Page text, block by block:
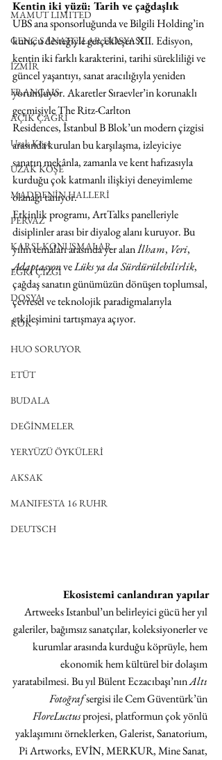
MAMUT LIMITED
GENÇ SANATÇILAR DOSYASI
İZMİR
FRANÇAIS
AÇIK ÇAĞRI
Uzak Köşe
UZAK KÖŞE
MADDENİN HALLERİ
PERVAZ
KARŞI-KONUŞMALAR
EĞRİ ÇİZGİ
DOSYA
KÖK
HUO SORUYOR
ETÜT
BUDALA
DEĞİNMELER
YERYÜZÜ ÖYKÜLERİ
AKSAK
MANIFESTA 16 RUHR
DEUTSCH
Kentin iki yüzü: Tarih ve çağdaşlık
UBS ana sponsorluğunda ve Bilgili Holding’in
kurucu desteğiyle gerçekleşen XII. Edisyon,
kentin iki farklı karakterini, tarihi sürekliliği ve
güncel yaşantıyı, sanat aracılığıyla yeniden
yorumluyor. Akaretler Sıraevler’in korunaklı
geçmişiyle The Ritz-Carlton
Residences, İstanbul B Blok’un modern çizgisi
arasında kurulan bu karşılaşma, izleyiciye
sanatın mekânla, zamanla ve kent hafızasıyla
kurduğu çok katmanlı ilişkiyi deneyimleme
olanağı tanıyor.
Etkinlik programı, ArtTalks panelleriyle
disiplinler arası bir diyalog alanı kuruyor. Bu
yılın temaları arasında yer alan İlham, Veri,
Adaptasyon ve Lüks ya da Sürdürülebilirlik,
çağdaş sanatın günümüzün dönüşen toplumsal,
çevresel ve teknolojik paradigmalarıyla
etkileşimini tartışmaya açıyor.
Ekosistemi canlandıran yapılar
Artweeks Istanbul’un belirleyici gücü her yıl
galeriler, bağımsız sanatçılar, koleksiyonerler ve
kurumlar arasında kurduğu köprüyle, hem
ekonomik hem kültürel bir dolaşım
yaratabilmesi. Bu yıl Bülent Eczacıbaşı’nın Altı
Fotoğraf sergisi ile Cem Güventürk’ün
FloreLuctus projesi, platformun çok yönlü
yaklaşımını örneklerken, Galerist, Sanatorium,
Pi Artworks, EVİN, MERKUR, Mine Sanat,